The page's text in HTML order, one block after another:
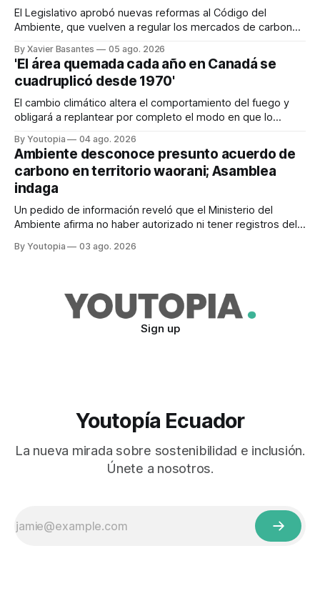
El Legislativo aprobó nuevas reformas al Código del
Ambiente, que vuelven a regular los mercados de carbono,
By Xavier Basantes 05 ago. 2026
'El área quemada cada año en Canadá se
cuadruplicó desde 1970'
El cambio climático altera el comportamiento del fuego y
obligará a replantear por completo el modo en que lo
By Youtopia 04 ago. 2026
Ambiente desconoce presunto acuerdo de
carbono en territorio waorani; Asamblea
indaga
Un pedido de información reveló que el Ministerio del
Ambiente afirma no haber autorizado ni tener registros del
By Youtopia 03 ago. 2026
Sign up
Youtopía Ecuador
La nueva mirada sobre sostenibilidad e inclusión.
Únete a nosotros.